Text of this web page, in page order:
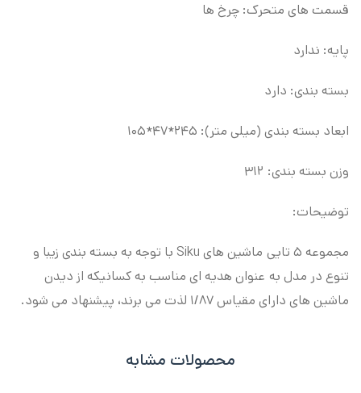
قسمت های متحرک: چرخ ها
پایه: ندارد
بسته بندی: دارد
ابعاد بسته بندی (میلی متر): ۲۴۵*۴۷*۱۰۵
وزن بسته بندی: ۳۱۲
توضیحات:
مجموعه ۵ تایی ماشین های Siku
با توجه به بسته بندی زیبا و
تنوع در مدل به عنوان هدیه ای مناسب به کسانیکه از دیدن
ماشین های دارای مقیاس ۱/۸۷ لذت می برند
، پیشنهاد می شود.
محصولات مشابه